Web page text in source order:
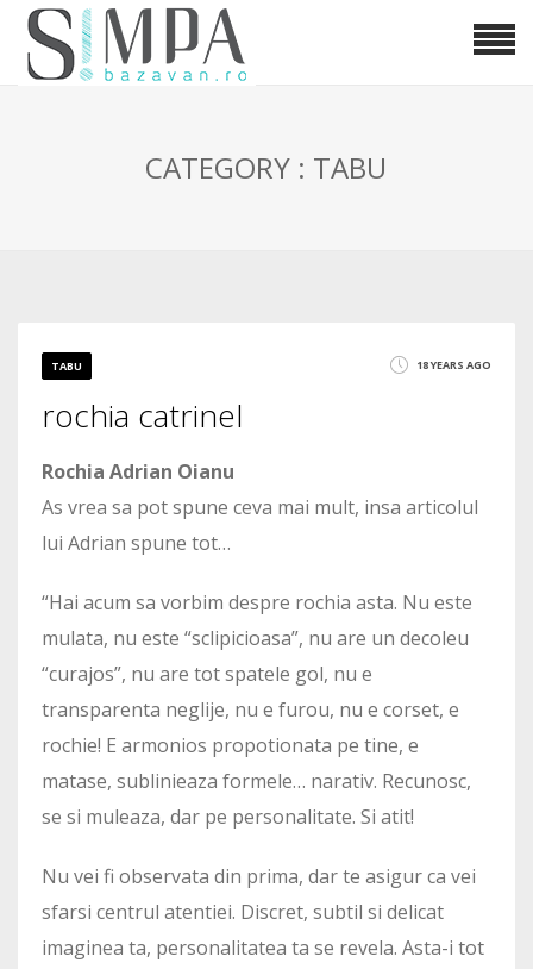
CATEGORY : TABU
TABU 18 YEARS AGO
rochia catrinel
Rochia Adrian Oianu
As vrea sa pot spune ceva mai mult, insa articolul
lui Adrian spune tot…
“Hai acum sa vorbim despre rochia asta. Nu este
mulata, nu este “sclipicioasa”, nu are un decoleu
“curajos”, nu are tot spatele gol, nu e
transparenta neglije, nu e furou, nu e corset, e
rochie! E armonios propotionata pe tine, e
matase, sublinieaza formele… narativ. Recunosc,
se si muleaza, dar pe personalitate. Si atit!
Nu vei fi observata din prima, dar te asigur ca vei
sfarsi centrul atentiei. Discret, subtil si delicat
imaginea ta, personalitatea ta se revela. Asta-i tot